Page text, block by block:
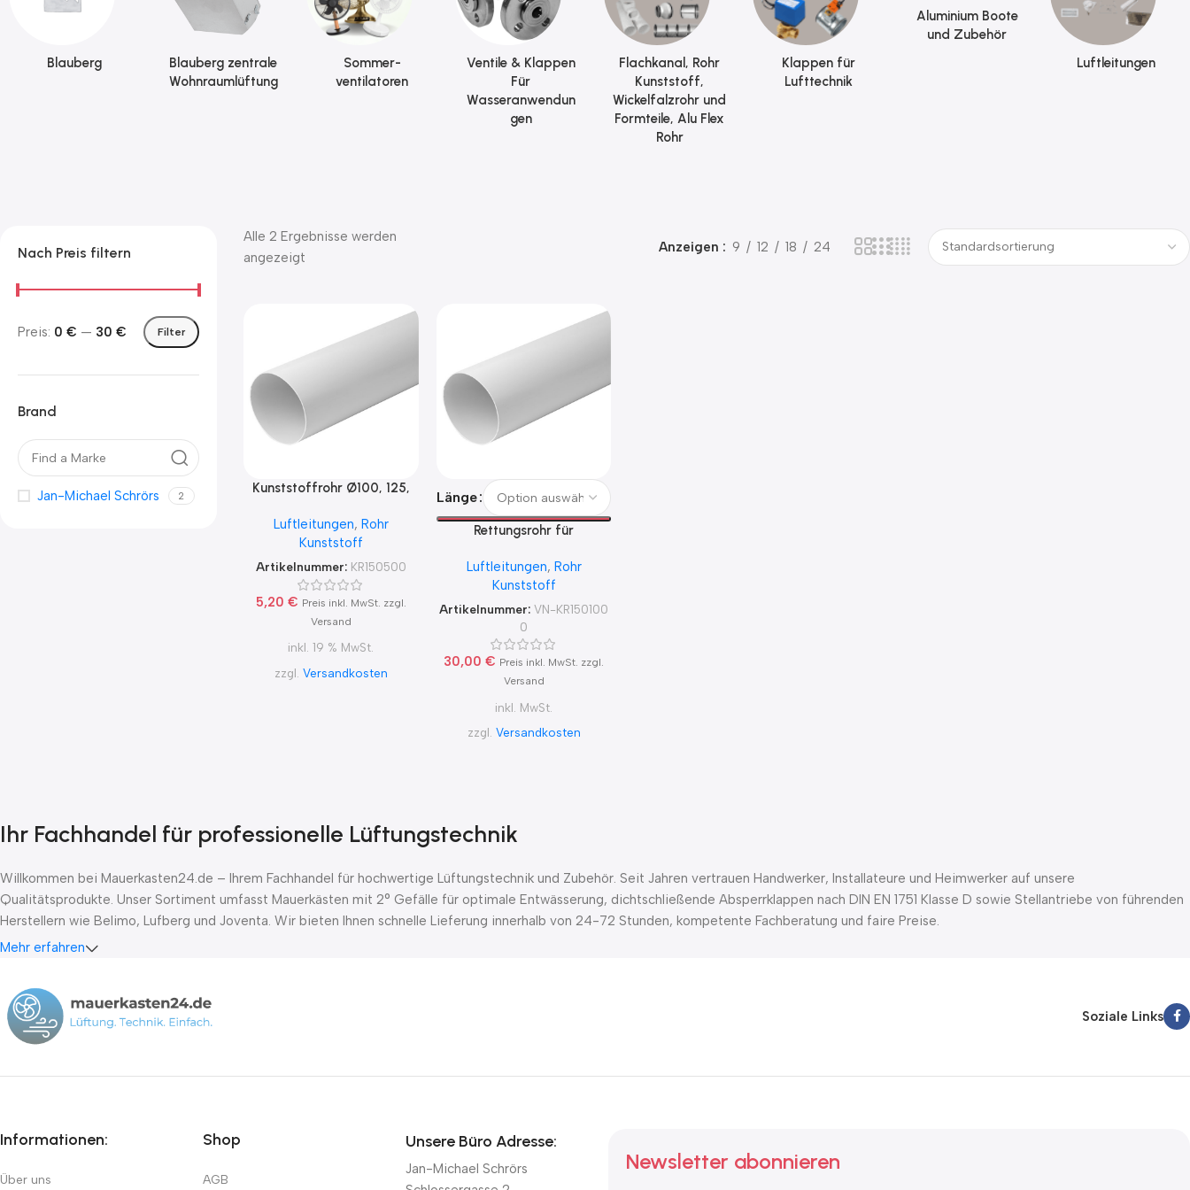
Blauberg
Blauberg zentrale
Wohnraumlüftung
Sommer-
ventilatoren
Ventile & Klappen
Für
Wasseranwendun
gen
Flachkanal, Rohr
Kunststoff,
Wickelfalzrohr und
Formteile, Alu Flex
Rohr
Klappen für
Lufttechnik
Aluminium Boote
und Zubehör
Luftleitungen
Nach Preis filtern
Filter
Preis: 0 € — 30 €
Brand
Jan-Michael Schrörs 2
Alle 2 Ergebnisse werden
angezeigt
Anzeigen 9 12 18 24
Kunststoffrohr Ø100, 125,
Luftleitungen, Rohr
Kunststoff
Artikelnummer: KR150500
5,20 € Preis inkl. MwSt. zzgl.
Versand
inkl. 19 % MwSt.
zzgl. Versandkosten
Länge
Rettungsrohr für
Ø150mm, 1,0m lang
Luftleitungen, Rohr
Kunststoff
Artikelnummer:VN-KR150100
0
30,00€ Preis inkl. MwSt. zzgl.
Versand
inkl. MwSt.
zzgl. Versandkosten
Ihr Fachhandel für professionelle Lüftungstechnik
Willkommen bei Mauerkasten24.de – Ihrem Fachhandel für hochwertige Lüftungstechnik und Zubehör. Seit Jahren vertrauen Handwerker, Installateure und Heimwerker auf unsere
Qualitätsprodukte. Unser Sortiment umfasst Mauerkästen mit 2° Gefälle für optimale Entwässerung, dichtschließende Absperrklappen nach DIN EN 1751 Klasse D sowie Stellantriebe von führenden
Herstellern wie Belimo, Lufberg und Joventa. Wir bieten Ihnen schnelle Lieferung innerhalb von 24-72 Stunden, kompetente Fachberatung und faire Preise.
Mehr erfahren
Soziale Links
Informationen:
Über uns
Shop
AGB
Unsere Büro Adresse:
Jan-Michael Schrörs
Newsletter abonnieren